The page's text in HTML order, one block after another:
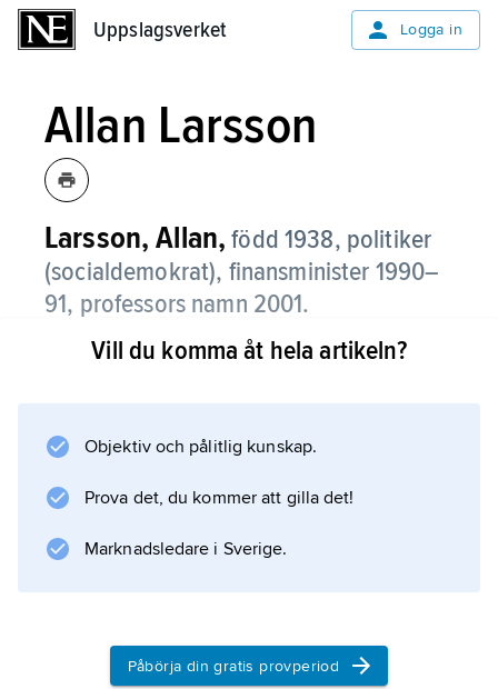
Uppslagsverket Logga in
Allan Larsson
Larsson, Allan, född 1938, politiker
(socialdemokrat), finansminister 1990–
91, professors namn 2001.
Larsson började som journalist 1961, var
perioder har han varit knuten till Svenska
utredningschef där 1971–73. Åren 1967–69
var han sekreterare i Statsrådsberedningen
och 1974–76 statssekreterare i
Vill du komma åt hela artikeln?
Objektiv och pålitlig kunskap.
Prova det, du kommer att gilla det!
Marknadsledare i Sverige.
Påbörja din gratis provperiod